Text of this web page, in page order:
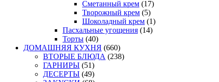
Сметанный крем (17)
Творожный крем (5)
Шоколадный крем (1)
Пасхальные угощения (14)
Торты (40)
ДОМАШНЯЯ КУХНЯ (660)
ВТОРЫЕ БЛЮДА (238)
ГАРНИРЫ (51)
ДЕСЕРТЫ (49)